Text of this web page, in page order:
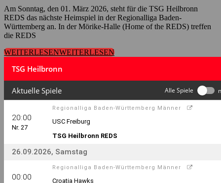
Am Sonntag, den 01. März 2026, steht für die TSG Heilbronn
REDS das nächste Heimspiel in der Regionalliga Baden-
Württemberg an. In der Mörike-Halle (Home of the REDS) treffen
die REDS
WEITERLESENWEITERLESEN